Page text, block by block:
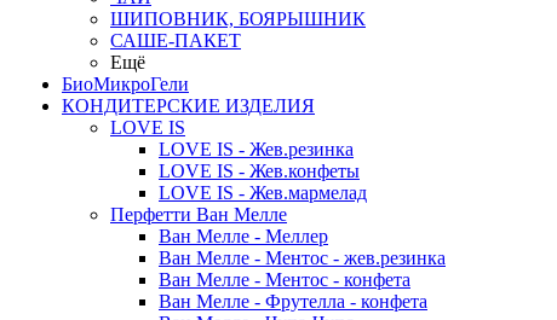
ШИПОВНИК, БОЯРЫШНИК
САШЕ-ПАКЕТ
Ещё
БиоМикроГели
КОНДИТЕРСКИЕ ИЗДЕЛИЯ
LOVE IS
LOVE IS - Жев.резинка
LOVE IS - Жев.конфеты
LOVE IS - Жев.мармелад
Перфетти Ван Мелле
Ван Мелле - Меллер
Ван Мелле - Ментос - жев.резинка
Ван Мелле - Ментос - конфета
Ван Мелле - Фрутелла - конфета